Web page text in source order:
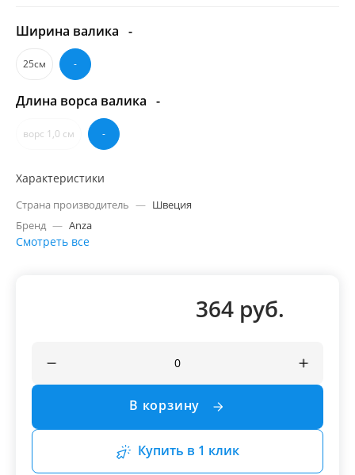
Ширина валика -
25см -
Длина ворса валика -
ворс 1,0 см -
Характеристики
Страна производитель — Швеция
Бренд — Anza
Смотреть все
364 руб.
В корзину
Купить в 1 клик